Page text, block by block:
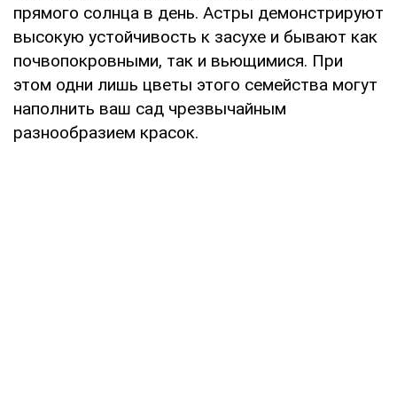
прямого солнца в день. Астры демонстрируют
высокую устойчивость к засухе и бывают как
почвопокровными, так и вьющимися. При
этом одни лишь цветы этого семейства могут
наполнить ваш сад чрезвычайным
разнообразием красок.